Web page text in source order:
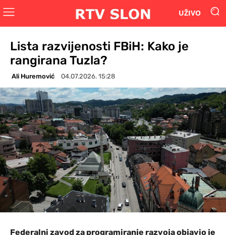
UŽIVO
Lista razvijenosti FBiH: Kako je
rangirana Tuzla?
Ali Huremović 04.07.2026. 15:28
Federalni zavod za programiranje razvoja objavio je